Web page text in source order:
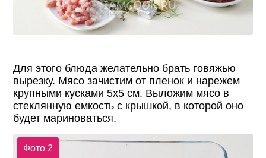
Для этого блюда желательно брать говяжью
вырезку. Мясо зачистим от пленок и нарежем
крупными кусками 5х5 см. Выложим мясо в
стеклянную емкость с крышкой, в которой оно
будет мариноваться.
Фото 2